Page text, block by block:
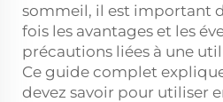
sommeil, il est important
fois les avantages et les
précautions liées à une
Ce guide complet
devez savoir pour utiliser